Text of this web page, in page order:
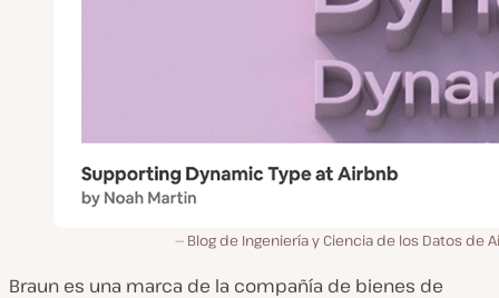
Blog de Ingeniería y Ciencia de los Datos de
Braun es una marca de la compañía de bienes de